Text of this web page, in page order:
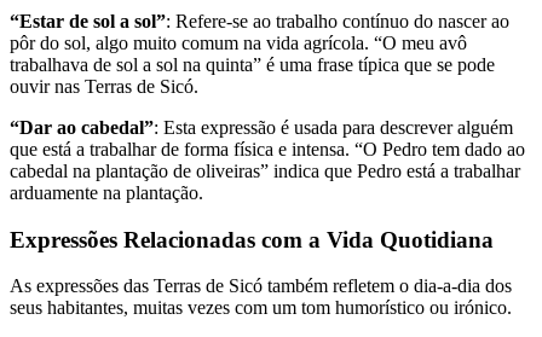
“Estar de sol a sol”: Refere-se ao trabalho contínuo do nascer ao
pôr do sol, algo muito comum na vida agrícola. “O meu avô
trabalhava de sol a sol na quinta” é uma frase típica que se pode
ouvir nas Terras de Sicó.
“Dar ao cabedal”: Esta expressão é usada para descrever alguém
que está a trabalhar de forma física e intensa. “O Pedro tem dado ao
cabedal na plantação de oliveiras” indica que Pedro está a trabalhar
arduamente na plantação.
Expressões Relacionadas com a Vida Quotidiana
As expressões das Terras de Sicó também refletem o dia-a-dia dos
seus habitantes, muitas vezes com um tom humorístico ou irónico.